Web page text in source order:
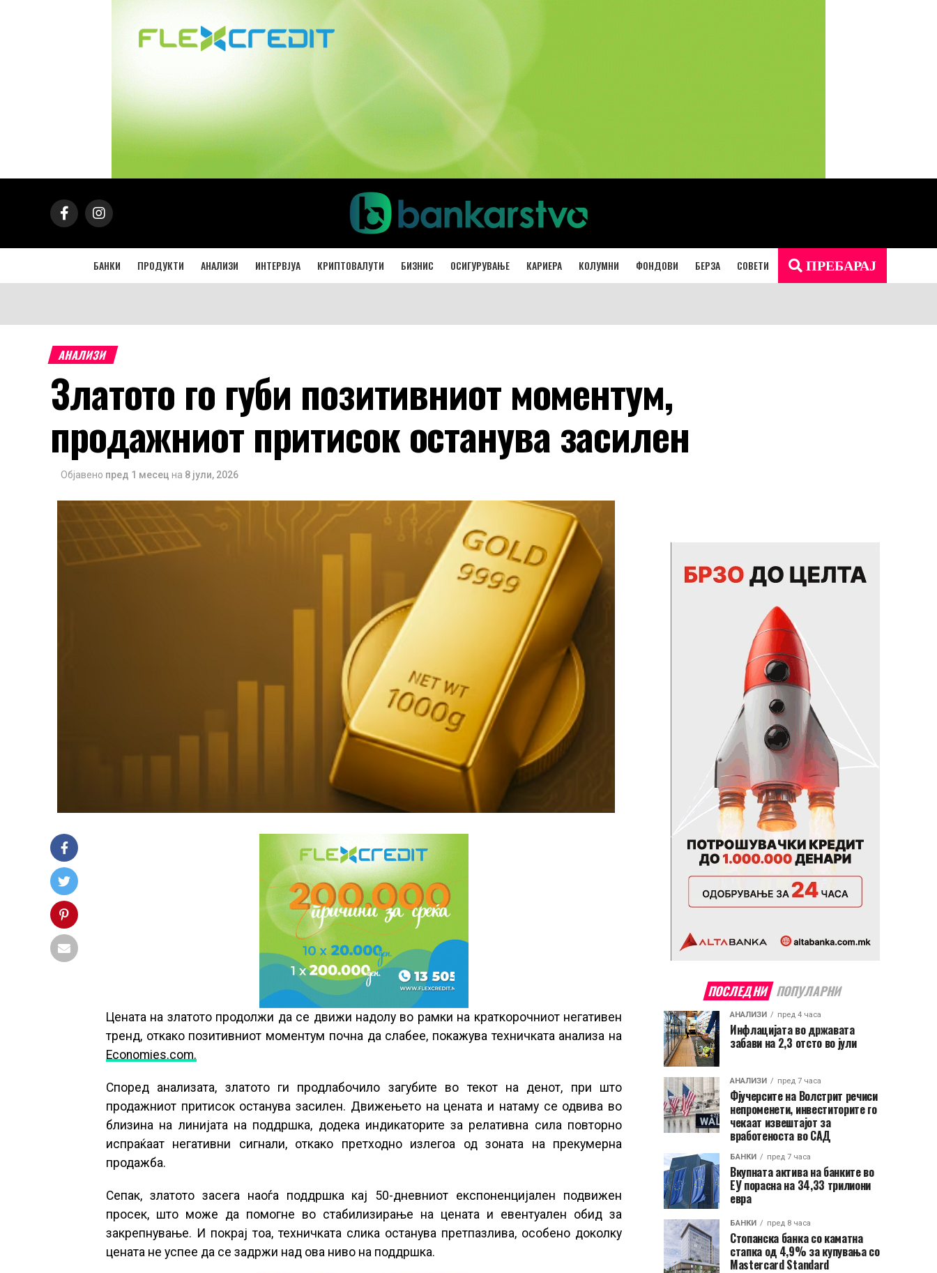
БАНКИ ПРОДУКТИ АНАЛИЗИ ИНТЕРВЈУА КРИПТОВАЛУТИ БИЗНИС ОСИГУРУВАЊЕ КАРИЕРА КОЛУМНИ ФОНДОВИ БЕРЗА СОВЕТИ ПРЕБАРАЈ
АНАЛИЗИ
Златото го губи позитивниот моментум,
продажниот притисок останува засилен
Објавено пред 1 месец на 8 јули, 2026
Цената на златото продолжи да се движи надолу во рамки на краткорочниот негативен
тренд, откако позитивниот моментум почна да слабее, покажува техничката анализа на
Economies.com.
Според анализата, златото ги продлабочило загубите во текот на денот, при што
продажниот притисок останува засилен. Движењето на цената и натаму се одвива во
близина на линијата на поддршка, додека индикаторите за релативна сила повторно
испраќаат негативни сигнали, откако претходно излегоа од зоната на прекумерна
продажба.
Сепак, златото засега наоѓа поддршка кај 50-дневниот експоненцијален подвижен
просек, што може да помогне во стабилизирање на цената и евентуален обид за
закрепнување. И покрај тоа, техничката слика останува претпазлива, особено доколку
цената не успее да се задржи над ова ниво на поддршка.
ПОСЛЕДНИ ПОПУЛАРНИ
АНАЛИЗИ пред 4 часа
Инфлацијата во државата
забави на 2,3 отсто во јули
АНАЛИЗИ пред 7 часа
Фјучерсите на Волстрит речиси
непроменети, инвеститорите го
чекаат извештајот за
вработеноста во САД
БАНКИ пред 7 часа
Вкупната актива на банките во
ЕУ порасна на 34,33 трилиони
евра
БАНКИ пред 8 часа
Стопанска банка со каматна
стапка од 4,9% за купувања со
Mastercard Standard